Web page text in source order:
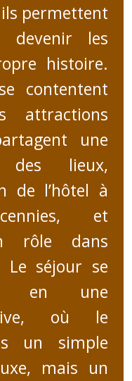
permettent
devenir les
histoire.
contentent
attractions
une
des lieux,
de l’hôtel à
et
rôle dans
Le séjour se
en une
où le
un simple
mais un